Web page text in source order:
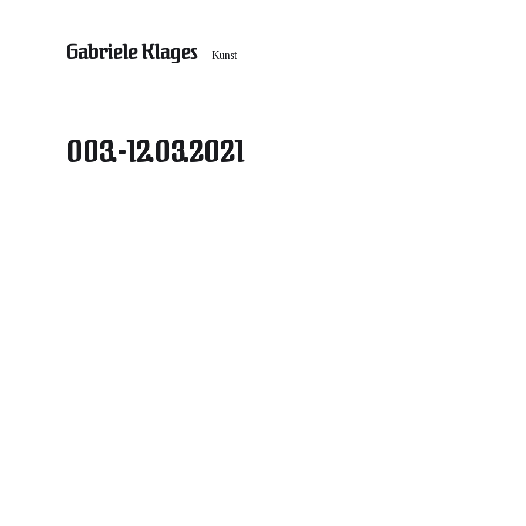
Gabriele Klages Kunst
003.-12.03.2021